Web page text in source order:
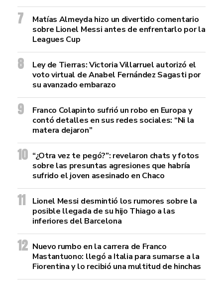
Matías Almeyda hizo un divertido comentario
sobre Lionel Messi antes de enfrentarlo por la
Leagues Cup
Ley de Tierras: Victoria Villarruel autorizó el
voto virtual de Anabel Fernández Sagasti por
su avanzado embarazo
Franco Colapinto sufrió un robo en Europa y
contó detalles en sus redes sociales: “Ni la
matera dejaron”
“¿Otra vez te pegó?”: revelaron chats y fotos
sobre las presuntas agresiones que habría
sufrido el joven asesinado en Chaco
Lionel Messi desmintió los rumores sobre la
posible llegada de su hijo Thiago a las
inferiores del Barcelona
Nuevo rumbo en la carrera de Franco
Mastantuono: llegó a Italia para sumarse a la
Fiorentina y lo recibió una multitud de hinchas